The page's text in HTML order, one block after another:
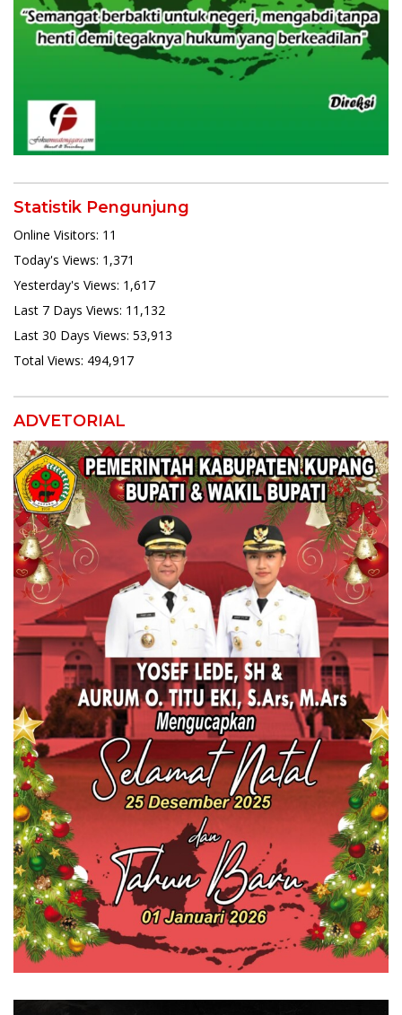
Statistik Pengunjung
Online Visitors: 11
Today's Views: 1,371
Yesterday's Views: 1,617
Last 7 Days Views: 11,132
Last 30 Days Views: 53,913
Total Views: 494,917
ADVETORIAL